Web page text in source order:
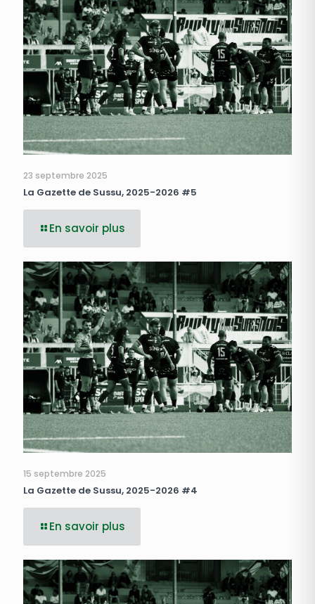
23 septembre 2025
La Gazette de Sussu, 2025-2026 #5
En savoir plus
15 septembre 2025
La Gazette de Sussu, 2025-2026 #4
En savoir plus